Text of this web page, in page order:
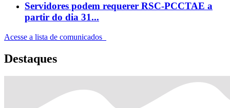
Servidores podem requerer RSC-PCCTAE a
partir do dia 31...
Acesse a lista de comunicados
Destaques